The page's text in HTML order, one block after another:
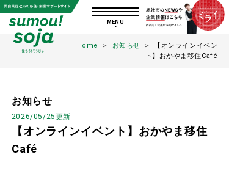
総社市の移住・創業サポートサイ
MENU
県総社市の移住・創業サポー
Home ＞ お知らせ ＞
【オンラインイベン
ト】おかやま移住Café
お知らせ
2026/05/25更新
【オンラインイベント】おかやま移住
Café